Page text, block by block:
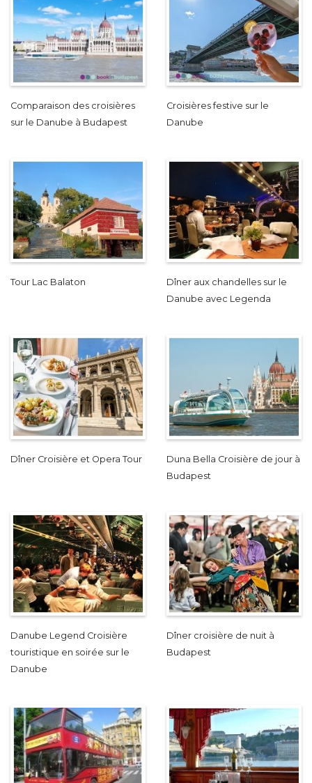
Comparaison des croisières
sur le Danube à Budapest
Croisières festive sur le
Danube
Tour Lac Balaton
Dîner aux chandelles sur le
Danube avec Legenda
Dîner Croisière et Opera Tour
Duna Bella Croisière de jour à
Budapest
Danube Legend Croisière
touristique en soirée sur le
Danube
Dîner croisière de nuit à
Budapest